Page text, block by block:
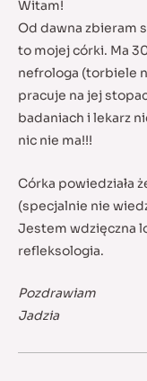
Witam!
Od dawna zbieram
to mojej córki. Ma
nefrologa (torbiele
pracuje na jej
badaniach i lekarz
nic nie ma!!!
Córka powiedziała
(specjalnie nie
Jestem wdzięczna
refleksologia.
Pozdrawiam
Jadzia